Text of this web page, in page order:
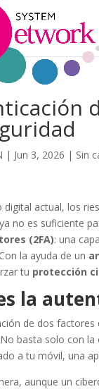
| Jun 3, 2026 | Sin
digital actual, los
no es suficiente
(2FA): una
la ayuda de un
tu protección
la
de dos factores
basta solo con la
a tu móvil, una
aunque un